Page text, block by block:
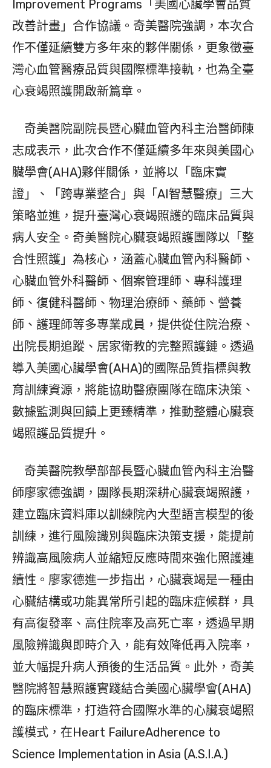
Improvement Programs「美國心臟學會品質
改善計畫」合作協議。奇美醫院強調，本次合
作不僅延續雙方多年來的夥伴關係，更象徵臺
灣心血管醫療品質與國際標準接軌，也為全臺
心衰竭照護開啟新篇章。
奇美醫院副院長暨心臟血管內科主治醫師陳
志成表示，此次合作不僅延續多年來與美國心
臟學會(AHA)夥伴關係，並將以「臨床實
證」、「跨專業整合」與「AI智慧醫療」三大
策略並進，提升臺灣心衰竭照護的臨床品質與
病人安全。奇美醫院心臟衰竭照護團隊以「整
合性照護」為核心，涵蓋心臟血管內科醫師、
心臟血管外科醫師、個案管理師、專科護理
師、復健科醫師、物理治療師、藥師、營養
師、護理師等多專業成員，提供從住院治療、
出院長期追蹤、居家衛教的完整照護鏈。透過
導入美國心臟學會(AHA)的國際品質指標與教
育訓練資源，將能協助醫療團隊在臨床決策、
數據監測與回饋上更臻精準，推動整體心臟衰
竭照護品質提升。
奇美醫院教學部部長暨心臟血管內科主治醫
師廖家德強調，團隊長期深耕心臟衰竭照護，
建立臨床資料庫以訓練院內大型語言模型的後
訓練，進行風險識別與臨床決策支援，能提前
辨識高風險病人並縮短反應時間來強化照護連
續性。廖家德進一步指出，心臟衰竭是一種由
心臟結構或功能異常所引起的臨床症候群，具
有高復發率、高住院率及高死亡率，透過早期
風險辨識與即時介入，能有效降低再入院率，
並大幅提升病人預後的生活品質。此外，奇美
醫院將智慧照護實踐結合美國心臟學會(AHA)
的臨床標準，打造符合國際水準的心臟衰竭照
護模式，在Heart FailureAdherence to
Science Implementation in Asia (A.S.I.A.)